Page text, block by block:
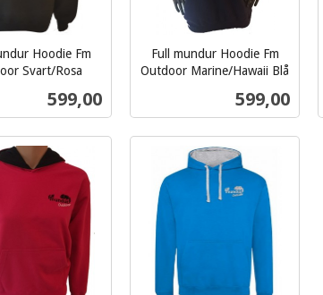
Hoodie Fm
Svart/Rosa
Pris
599,00
Les mer
Full mundur Hoodie Fm
Outdoor Marine/Hawaii Blå
Pris
599,00
Les mer